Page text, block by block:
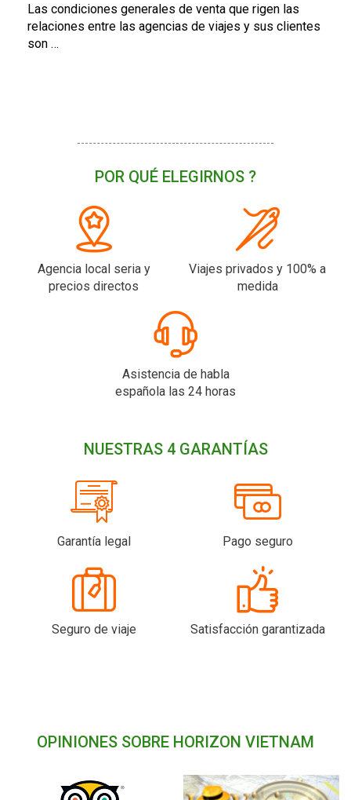
Las condiciones generales de venta que rigen las
relaciones entre las agencias de viajes y sus clientes
son …
POR QUÉ ELEGIRNOS ?
Agencia local seria y
precios directos
Viajes privados y 100% a
medida
Asistencia de habla
española las 24 horas
NUESTRAS 4 GARANTÍAS
Garantía legal Pago seguro
Seguro de viaje Satisfacción garantizada
OPINIONES SOBRE HORIZON VIETNAM